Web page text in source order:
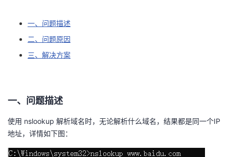
我
博
客
的
论
坛
我
的
圈
我
的
我
一、问题描述
二、问题原因
三、解决方案
一、问题描述
使用 nslookup 解析域名时，无论解析什么域名，结果都是同一个IP
地址，详情如下图：